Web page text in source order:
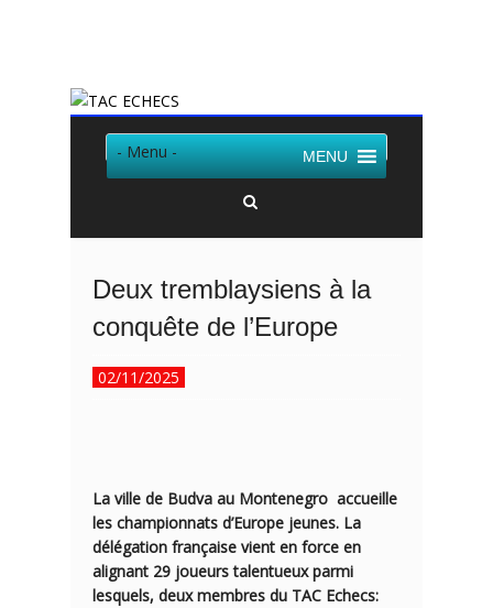
- Menu - MENU
Deux tremblaysiens à la
conquête de l’Europe
02/11/2025
La ville de Budva au Montenegro accueille
les championnats d’Europe jeunes. La
délégation française vient en force en
alignant 29 joueurs talentueux parmi
lesquels, deux membres du TAC Echecs: